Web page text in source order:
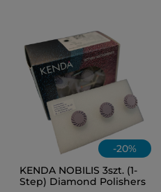
-20%
KENDA NOBILIS 3szt. (1-
Step) Diamond Polishers